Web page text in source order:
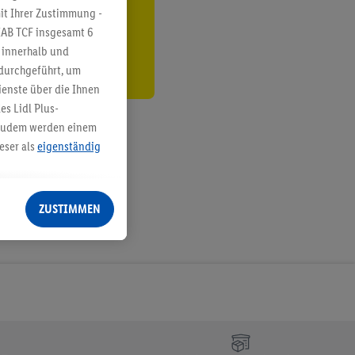
Ihrer Zustimmung -
TCF insgesamt 6
und
um
über die Ihnen
Lidl Plus-
werden einem
als eigenständig
Lidl-Dienste, Ihr
- sowie Ihre
Speichern von
Leistungs-/
technischen
bestehendes Lidl
ZUSTIMMEN